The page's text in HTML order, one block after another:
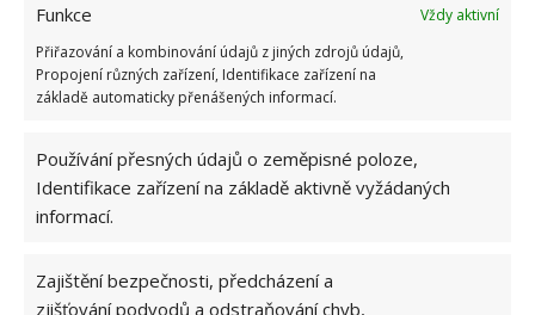
Funkce
Vždy aktivní
Přiřazování a kombinování údajů z jiných zdrojů údajů,
Propojení různých zařízení, Identifikace zařízení na
základě automaticky přenášených informací.
Používání přesných údajů o zeměpisné poloze,
Identifikace zařízení na základě aktivně vyžádaných
informací.
Zajištění bezpečnosti, předcházení a
zjišťování podvodů a odstraňování chyb,
mátového oleje
strategicky rozmístěte po celém
domově i sklepěa myši se od nich budou držet co
nejdál. Váš dům bude příjemně vonět a myši do něj
nebudou mít nejmenší zájem vstoupit. Místo vaty a
máty také můžete využít zbytky mýdla. Silná
mýdlová vůně zaručeně odradí myší návštěvníky.
Vypuďte je jedlou sodou
Ani jedlá soda myším moc nevoní. Kdekoliv narazíte